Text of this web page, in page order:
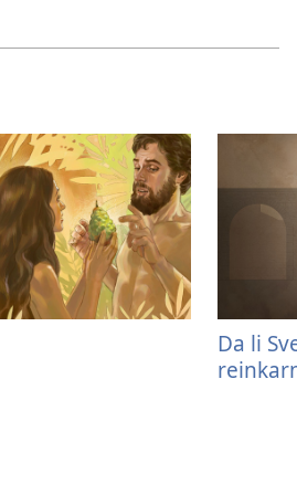
Da li